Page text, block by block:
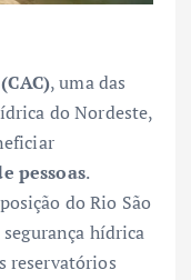
, uma das
do Nordeste,
pessoas.
do Rio São
hídrica
reservatórios